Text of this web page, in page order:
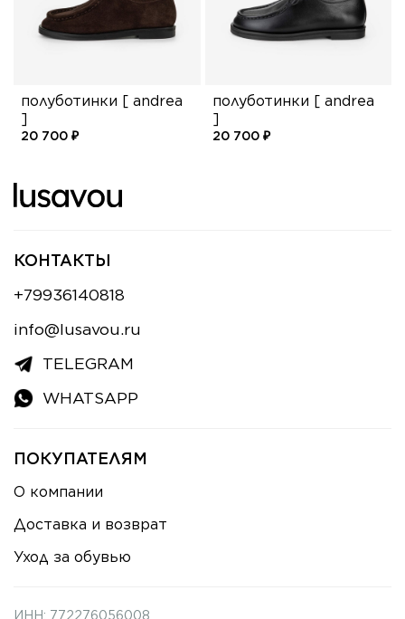
полуботинки [ andrea
]
20 700 ₽
полуботинки [ andrea
]
20 700 ₽
ПОКУПАТЕЛЯМ
О компании
Доставка и возврат
Уход за обувью
КОНТАКТЫ
+79936140818
info@lusavou.ru
TELEGRAM
WHATSAPP
ИНН: 772276056008